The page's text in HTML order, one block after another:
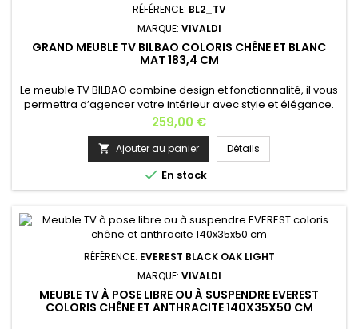
RÉFÉRENCE: BL2_TV
MARQUE: VIVALDI
GRAND MEUBLE TV BILBAO COLORIS CHÊNE ET BLANC
MAT 183,4 CM
Le meuble TV BILBAO combine design et fonctionnalité, il vous
permettra d’agencer votre intérieur avec style et élégance.
Les 2 niches externes ont une porte fermée et la partie
centrale avec deux étagères est ouverte, idéalement
conçue pour accueillir vos appareils électroniques. Ce
produit est fabriqué avec des matériaux renforcés au niveau
des...
Prix
259,00 €
 Ajouter au panier Détails
 En stock
RÉFÉRENCE: EVEREST BLACK OAK LIGHT
MARQUE: VIVALDI
MEUBLE TV À POSE LIBRE OU À SUSPENDRE EVEREST
COLORIS CHÊNE ET ANTHRACITE 140X35X50 CM